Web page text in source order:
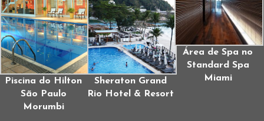
Piscina do Hilton
São Paulo
Morumbi
Sheraton Grand
Rio Hotel & Resort
Área de Spa no
Standard Spa
Miami